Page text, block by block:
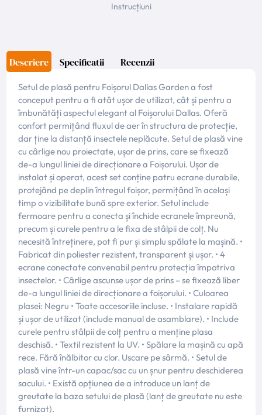
Instrucțiuni
Descriere Specificatii Recenzii
Setul de plasă pentru Foișorul Dallas Garden a fost
conceput pentru a fi atât ușor de utilizat, cât și pentru a
îmbunătăți aspectul elegant al Foișorului Dallas. Oferă
confort permițând fluxul de aer în structura de protecție,
dar ține la distanță insectele neplăcute. Setul de plasă vine
cu cârlige nou proiectate, ușor de prins, care se fixează
de-a lungul liniei de direcționare a Foișorului. Ușor de
instalat și operat, acest set conține patru ecrane durabile,
protejând pe deplin întregul foișor, permițând în același
timp o vizibilitate bună spre exterior. Setul include
fermoare pentru a conecta și închide ecranele împreună,
precum și curele pentru a le fixa de stâlpii de colț. Nu
necesită întreținere, pot fi pur și simplu spălate la mașină. •
Fabricat din poliester rezistent, transparent și ușor. • 4
ecrane conectate convenabil pentru protecția împotriva
insectelor. • Cârlige ascunse ușor de prins – se fixează liber
de-a lungul liniei de direcționare a foișorului. • Culoarea
plasei: Negru • Toate accesoriile incluse. • Instalare rapidă
și ușor de utilizat (include manual de asamblare). • Include
curele pentru stâlpii de colț pentru a menține plasa
deschisă. • Textil rezistent la UV. • Spălare la mașină cu apă
rece. Fără înălbitor cu clor. Uscare pe sârmă. • Setul de
plasă vine într-un capac/sac cu un șnur pentru deschiderea
sacului. • Există opțiunea de a introduce un lanț de
greutate la baza setului de plasă (lanț de greutate nu este
furnizat).